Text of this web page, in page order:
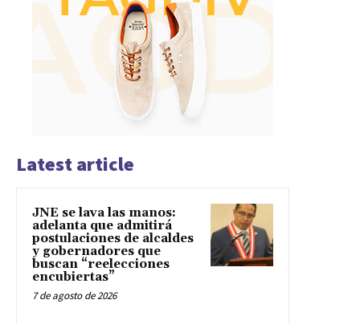
Latest article
JNE se lava las manos:
adelanta que admitirá
postulaciones de alcaldes
y gobernadores que
buscan “reelecciones
encubiertas”
7 de agosto de 2026